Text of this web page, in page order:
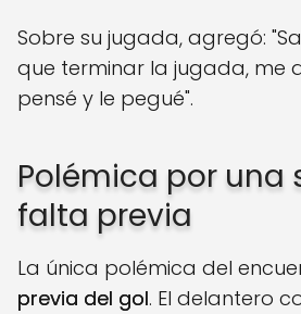
Sobre su jugada, agregó:
que terminar la jugada, me
pensé y le pegué".
Polémica por una
falta previa
La única polémica del
previa del gol. El delantero